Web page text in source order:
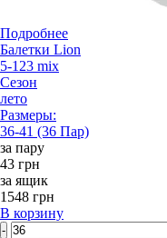
Подробнее
Балетки Lion
5-123 mix
Сезон
лето
Размеры:
36-41 (36 Пар)
за пару
43 грн
за ящик
1548 грн
В корзину
-